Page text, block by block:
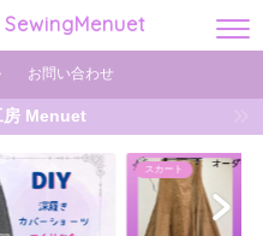
お問い合わせ
房 Menuet
ミシン